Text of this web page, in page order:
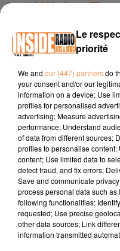
3 avril 2020 - 2 min 57 sec
INTERVIEW DE THOMAS
&AGRAVE PAU, LACQ ET
Interview de Thomas
à Pau, Lacq et Oloron,
Adresse : Quartier
Télépone : 05 59 71 58
TITRES DIFFUSÉS
Le
priorité
We and our (447) partnersdo
your consent and/or our
information on a device; Use
profiles for personalised
advertising; Measure
performance; Understand
of data from different sources;
profiles to personalise
content; Use limited data to
detect fraud, and fix errors;
Save and communicate
process personal data such
following functionalities:
requested; Use precise
other data sources; Link
information transmitted